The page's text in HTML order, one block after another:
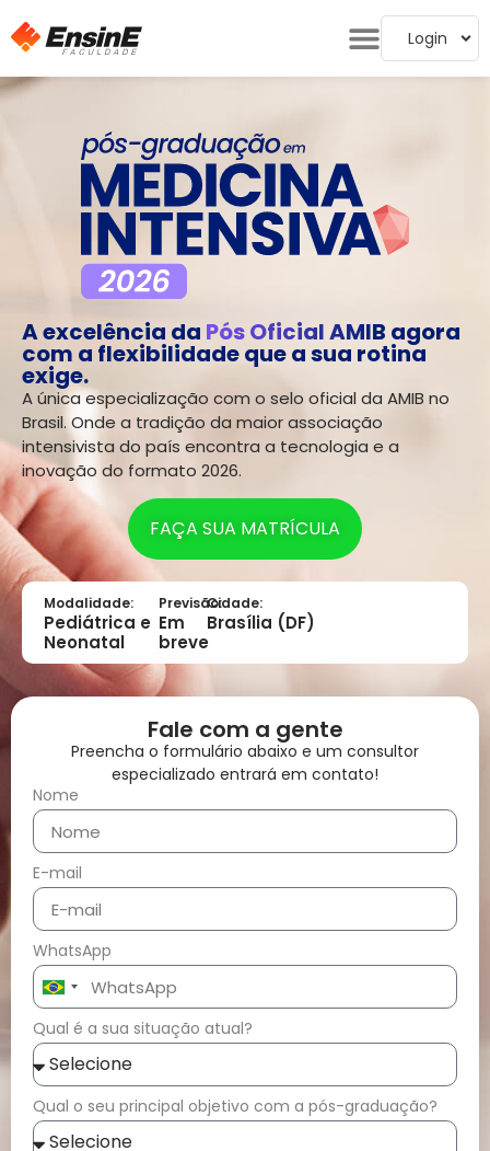
Login
A excelência da Pós Oficial AMIB agora
com a flexibilidade que a sua rotina
exige.
A única especialização com o selo oficial da AMIB no
Brasil. Onde a tradição da maior associação
intensivista do país encontra a tecnologia e a
inovação do formato 2026.
FAÇA SUA MATRÍCULA
Modalidade:
Pediátrica e
Neonatal
Cidade:
Brasília (DF)
Previsão:
Em
breve
Fale com a gente
Preencha o formulário abaixo e um consultor
especializado entrará em contato!
Nome
E-mail
WhatsApp
Brazil
+55
Qual é a sua situação atual?
Qual o seu principal objetivo com a pós-graduação?